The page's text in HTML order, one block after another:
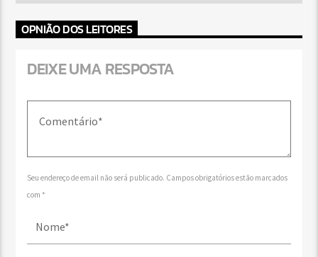
OPNIÃO DOS LEITORES
DEIXE UMA RESPOSTA
Seu endereço de email não será publicado. Campos obrigatórios estão marcados
com *